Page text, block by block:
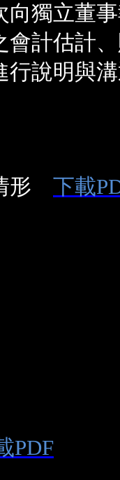
向獨立董
會計估計
行說明與
形 下載
PDF